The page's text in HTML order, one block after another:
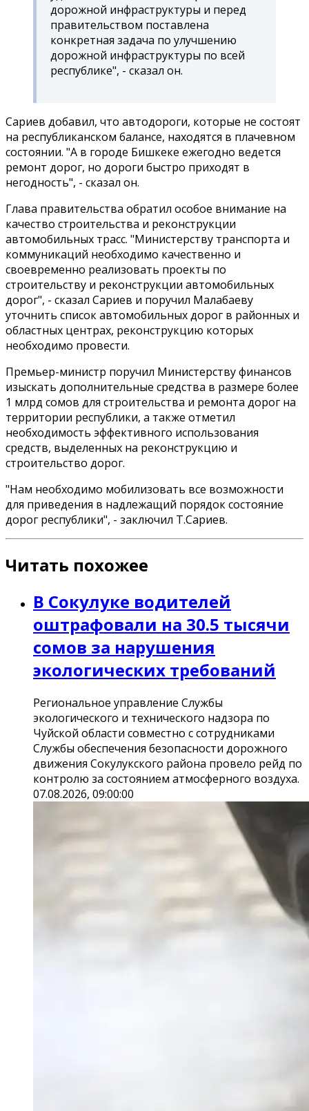
дорожной инфраструктуры и перед
правительством поставлена
конкретная задача по улучшению
дорожной инфраструктуры по всей
республике", - сказал он.
Сариев добавил, что автодороги, которые не состоят
на республиканском балансе, находятся в плачевном
состоянии. "А в городе Бишкеке ежегодно ведется
ремонт дорог, но дороги быстро приходят в
негодность", - сказал он.
Глава правительства обратил особое внимание на
качество строительства и реконструкции
автомобильных трасс. "Министерству транспорта и
коммуникаций необходимо качественно и
своевременно реализовать проекты по
строительству и реконструкции автомобильных
дорог", - сказал Сариев и поручил Малабаеву
уточнить список автомобильных дорог в районных и
областных центрах, реконструкцию которых
необходимо провести.
Премьер-министр поручил Министерству финансов
изыскать дополнительные средства в размере более
1 млрд сомов для строительства и ремонта дорог на
территории республики, а также отметил
необходимость эффективного использования
средств, выделенных на реконструкцию и
строительство дорог.
"Нам необходимо мобилизовать все возможности
для приведения в надлежащий порядок состояние
дорог республики", - заключил Т.Сариев.
Читать похожее
В Сокулуке водителей
оштрафовали на 30.5 тысячи
сомов за нарушения
экологических требований
Региональное управление Службы
экологического и технического надзора по
Чуйской области совместно с сотрудниками
Службы обеспечения безопасности дорожного
движения Сокулукского района провело рейд по
контролю за состоянием атмосферного воздуха.
07.08.2026, 09:00:00